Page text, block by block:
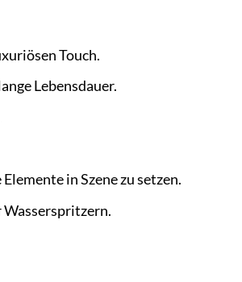
Touch.
Lebensdauer.
in Szene zu setzen.
Wasserspritzern.